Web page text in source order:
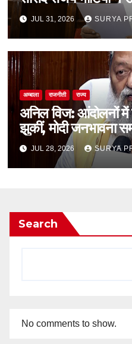
JUL 31, 2026 SURYA
अम्बाला राजनीती राज्य
अनिल विज: आंदोलनों में
झुकीं, मोदी जनभावना
JUL 28, 2026 SURYA
Search
No comments to show.